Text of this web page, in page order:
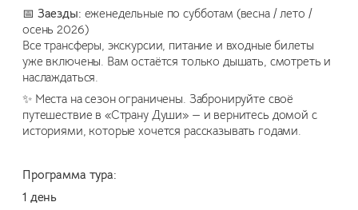
📅 Заезды: еженедельные по субботам (весна / лето /
осень 2026)
Все трансферы, экскурсии, питание и входные билеты
уже включены. Вам остаётся только дышать, смотреть и
наслаждаться.
✨ Места на сезон ограничены. Забронируйте своё
путешествие в «Страну Души» — и вернитесь домой с
историями, которые хочется рассказывать годами.
Программа тура:
1 день